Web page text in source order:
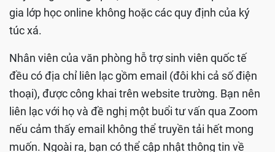
gia lớp học online không hoặc các quy định của ký
túc xá.
Nhân viên của văn phòng hỗ trợ sinh viên quốc tế
đều có địa chỉ liên lạc gồm email (đôi khi cả số điện
thoại), được công khai trên website trường. Bạn nên
liên lạc với họ và đề nghị một buổi tư vấn qua Zoom
nếu cảm thấy email không thể truyền tải hết mong
muốn. Ngoài ra, bạn có thể cập nhật thông tin về